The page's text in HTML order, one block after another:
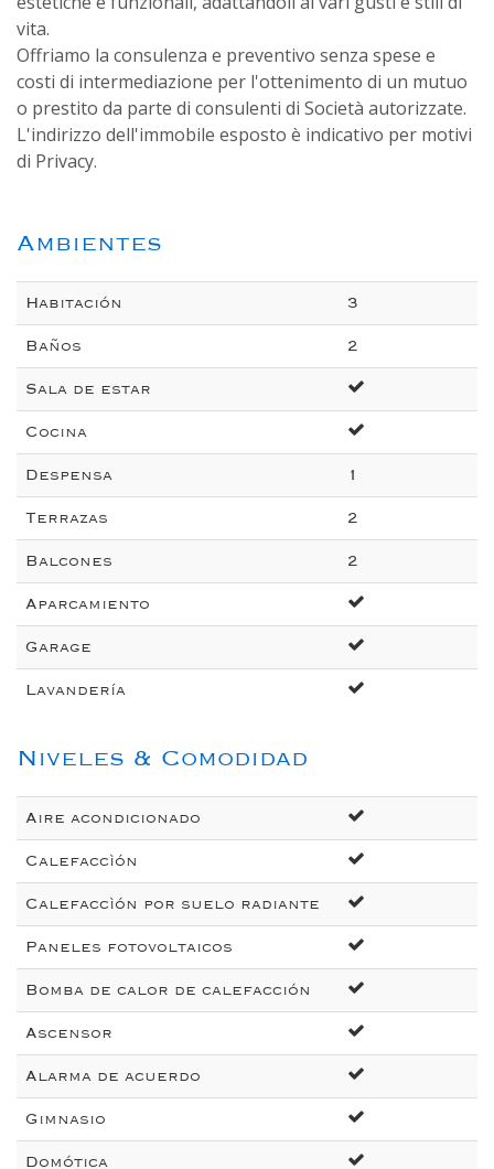
vita.
Offriamo la consulenza e preventivo senza spese e
costi di intermediazione per l'ottenimento di un mutuo
o prestito da parte di consulenti di Società autorizzate.
L'indirizzo dell'immobile esposto è indicativo per motivi
di Privacy.
Ambientes
Habitación 3
Baños 2
Sala de estar
Cocina
Despensa 1
Terrazas 2
Balcones 2
Aparcamiento
Garage
Lavandería
Niveles & Comodidad
Aire acondicionado
Calefaccìón
Calefaccìón por suelo radiante
Paneles fotovoltaicos
Bomba de calor de calefacción
Ascensor
Alarma de acuerdo
Gimnasio
Domótica